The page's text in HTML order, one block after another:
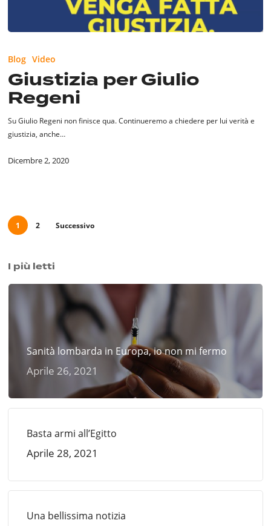
Giulio
Regeni
Blog Video
Giustizia per Giulio
Regeni
Su Giulio Regeni non finisce qua. Continueremo a chiedere per lui verità e
giustizia, anche…
Dicembre 2, 2020
1 2 Successivo
I più letti
Sanità lombarda in Europa, io non mi fermo
Aprile 26, 2021
Basta armi all’Egitto
Aprile 28, 2021
Una bellissima notizia